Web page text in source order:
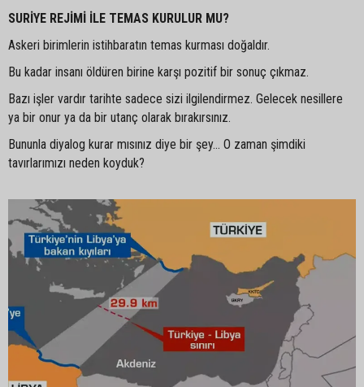
SURİYE REJİMİ İLE TEMAS KURULUR MU?
Askeri birimlerin istihbaratın temas kurması doğaldır.
Bu kadar insanı öldüren birine karşı pozitif bir sonuç çıkmaz.
Bazı işler vardır tarihte sadece sizi ilgilendirmez. Gelecek nesillere
ya bir onur ya da bir utanç olarak bırakırsınız.
Bununla diyalog kurar mısınız diye bir şey… O zaman şimdiki
tavırlarımızı neden koyduk?